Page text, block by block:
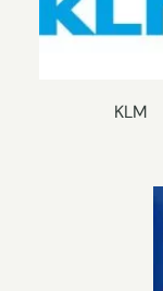
KLM